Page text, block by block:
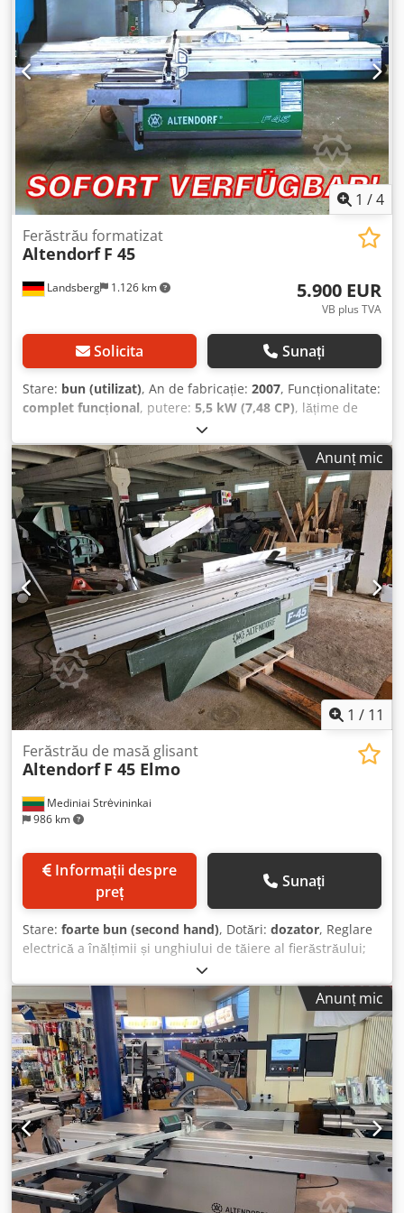
tăiere cu disc de 350 mm = 98 mm la 90° — 75 mm la 45°
cu frână de motor (aprox. 2,5 sec până la oprire) Lungimea
mesei culisante: 2500 mm Lățime de tăiere dreapta față de
discul de tăiere: 850 mm Viteze: 3/4/5/6000 rot/min cu
laser de linie de tăiere Gresser HeNe 632,8 nm 380 volți
Greutate: 990 kg Buton de stop de urgență + discuri de
tăiere folosite și noi, conform imaginii
1 /4
Landsberg 1.126 km
Ferăstrău formatizat
Altendorf F 45
5.900 EUR
VB plus TVA
Solicita Sunați
Stare: bun (utilizat), An de fabricație: 2007, Funcționalitate:
complet funcțional, putere: 5,5 kW (7,48 CP), lățime de
, diametrul lamei de ferăstrău:
mm, reglarea înclinării lamei de ferăstrău:45 °, Dotări:
Marcaj CE, apărătoare pentru disc de ferăstrău,
documentație / manual, Control prin afișaj; riglă paralelă;
memorie pentru 20 de programe; cărucior dublu cu role
3000 mm; lățime de tăiere 1000 mm; înălțime de tăiere 200
mm; prelungire masă 840 mm; trei viteze posibile: 3, 4, 5
turații/min Dkedpfey Nyuaox Afher
Anunț mic
1 / 11
Mediniai Strėvininkai
986 km
Ferăstrău de masă glisant
Altendorf F 45 Elmo
preț
Sunați
Stare: foarte bun (second hand), Dotări: dozator, Reglare
electrică a înălțimii și unghiului de tăiere al fierăstrăului;
dispozitiv de pre-tăiere. Ne puteți suna sau scrie. Vorbim și
scriem în germană și rusă. De asemenea, puteți trimite
mesaje în engleză. Djdpfjw Ix Alox Afhekr
Anunț mic